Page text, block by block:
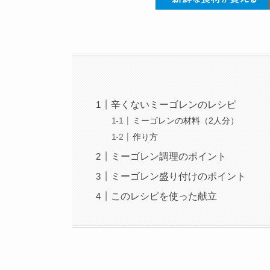
辛くないミーゴレンのレシピ
ミーゴレンの材料（2人分）
作り方
ミーゴレン調理のポイント
ミーゴレン盛り付けのポイント
このレシピを使った献立